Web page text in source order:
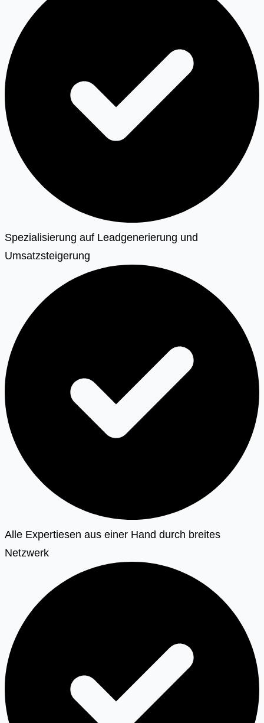
Spezialisierung auf Leadgenerierung und
Umsatzsteigerung
Alle Expertiesen aus einer Hand durch breites
Netzwerk